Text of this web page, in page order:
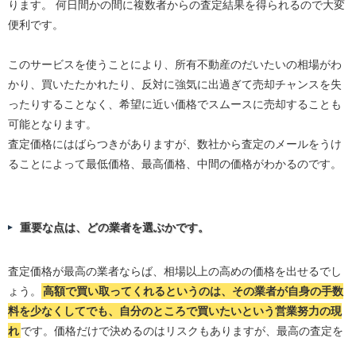
ります。 何日間かの間に複数者からの査定結果を得られるので大変
便利です。
このサービスを使うことにより、所有不動産のだいたいの相場がわ
かり、買いたたかれたり、反対に強気に出過ぎて売却チャンスを失
ったりすることなく、希望に近い価格でスムースに売却することも
可能となります。
査定価格にはばらつきがありますが、数社から査定のメールをうけ
ることによって最低価格、最高価格、中間の価格がわかるのです。
重要な点は、どの業者を選ぶかです。
査定価格が最高の業者ならば、相場以上の高めの価格を出せるでし
ょう。
高額で買い取ってくれるというのは、その業者が自身の手数
料を少なくしてでも、自分のところで買いたいという営業努力の現
れです。価格だけで決めるのはリスクもありますが、最高の査定を